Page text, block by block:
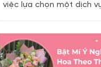
việc lựa chọn một dịch
chất lượng có thể là
thách. Hãy để chúng tôi
bạn tìm ra những dịch vụ